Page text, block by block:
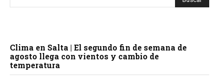
Clima en Salta | El segundo fin de semana de
agosto llega con vientos y cambio de
temperatura